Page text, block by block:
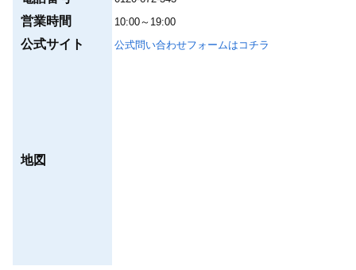
営業時間 10:00～19:00
公式サイト 公式問い合わせフォームはコチラ
地図